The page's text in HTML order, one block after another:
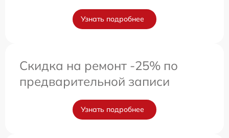
Узнать подробнее
Скидка на ремонт -25% по
предварительной записи
Узнать подробнее